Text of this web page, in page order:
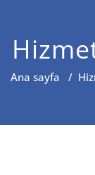
Ana sayfa /